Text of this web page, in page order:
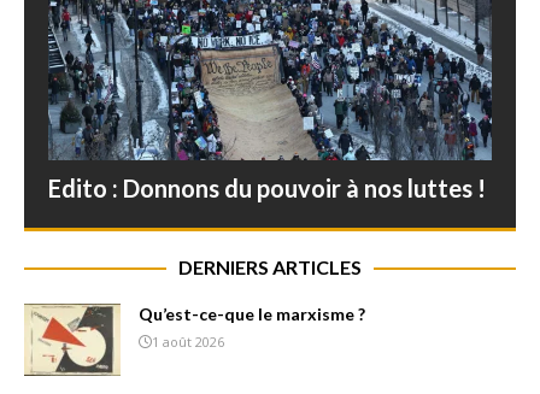
Edito : Donnons du pouvoir à nos luttes !
DERNIERS ARTICLES
Qu’est-ce-que le marxisme ?
1 août 2026